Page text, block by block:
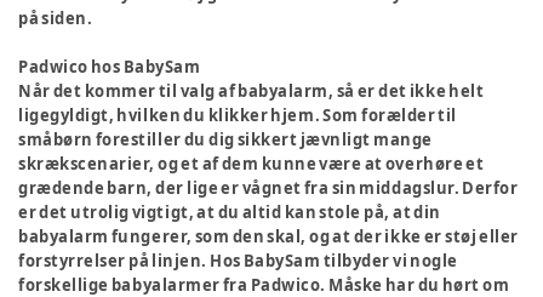
på siden.
Padwico hos BabySam
Når det kommer til valg af babyalarm, så er det ikke helt
ligegyldigt, hvilken du klikker hjem. Som forælder til
småbørn forestiller du dig sikkert jævnligt mange
skrækscenarier, og et af dem kunne være at overhøre et
grædende barn, der lige er vågnet fra sin middagslur. Derfor
er det utrolig vigtigt, at du altid kan stole på, at din
babyalarm fungerer, som den skal, og at der ikke er støj eller
forstyrrelser på linjen. Hos BabySam tilbyder vi nogle
forskellige babyalarmer fra Padwico. Måske har du hørt om